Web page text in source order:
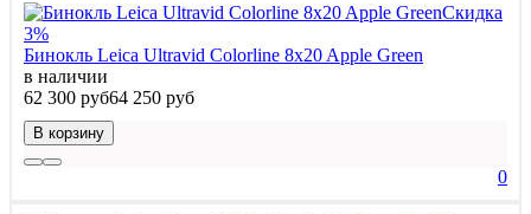
Скидка
3%
Бинокль Leica Ultravid Colorline 8x20 Apple Green
в наличии
62 300 руб64 250 руб
В корзину
0